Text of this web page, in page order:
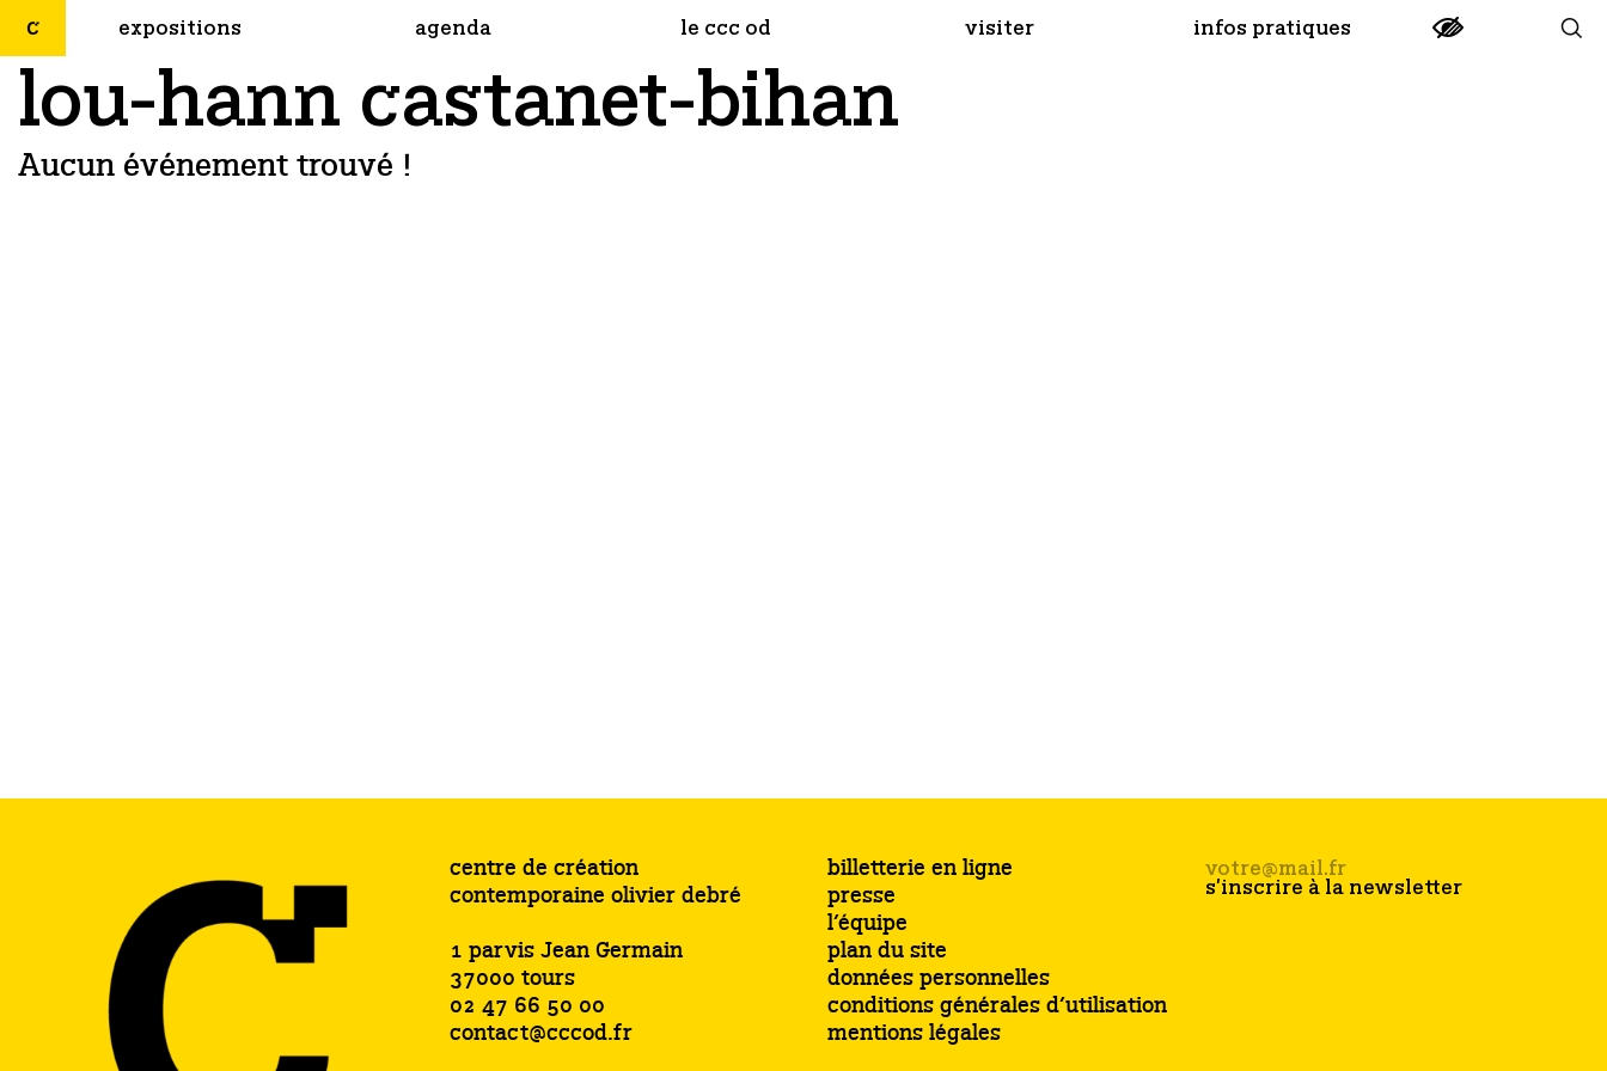
expositions agenda le ccc od visiter infos pratiques
lou-hann castanet-bihan
Aucun événement trouvé !
centre de création
contemporaine olivier debré
1 parvis Jean Germain
37000 tours
02 47 66 50 00
contact@cccod.fr
billetterie en ligne
presse
l’équipe
plan du site
données personnelles
conditions générales d’utilisation
mentions légales